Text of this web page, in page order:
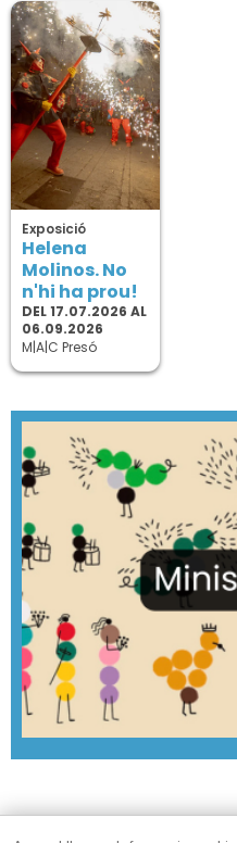
Exposició
Helena
Molinos. No
n'hi ha prou!
DEL 17.07.2026 AL
06.09.2026
M|A|C Presó